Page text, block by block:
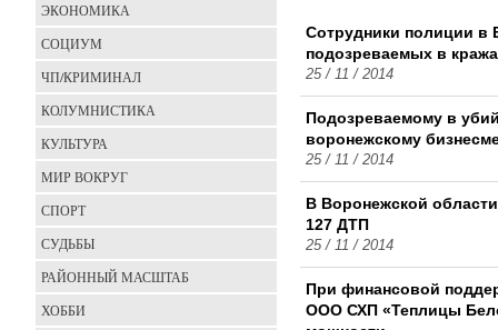
Сотрудники полиции в
подозреваемых в
25 / 11 / 2014
Подозреваемому в
воронежскому
25 / 11 / 2014
В Воронежской
127 ДТП
25 / 11 / 2014
При финансовой
ООО СХП «Теплицы
ЭКОНОМИКА
СОЦИУМ
ЧП/КРИМИНАЛ
КОЛУМНИСТИКА
КУЛЬТУРА
МИР ВОКРУГ
СПОРТ
СУДЬБЫ
РАЙОННЫЙ МАСШТАБ
ХОББИ